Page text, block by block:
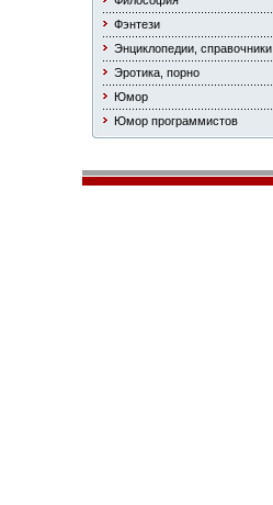
Фэнтези
Энциклопедии, справочники
Эротика, порно
Юмор
Юмор программистов